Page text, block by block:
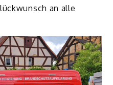
an alle